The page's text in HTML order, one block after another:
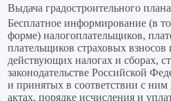
Выдача градостроительного
Бесплатное информирование (в
форме) налогоплательщиков,
плательщиков страховых
действующих налогах и сборах,
законодательстве Российской
и принятых в соответствии с
актах, порядке исчисления и